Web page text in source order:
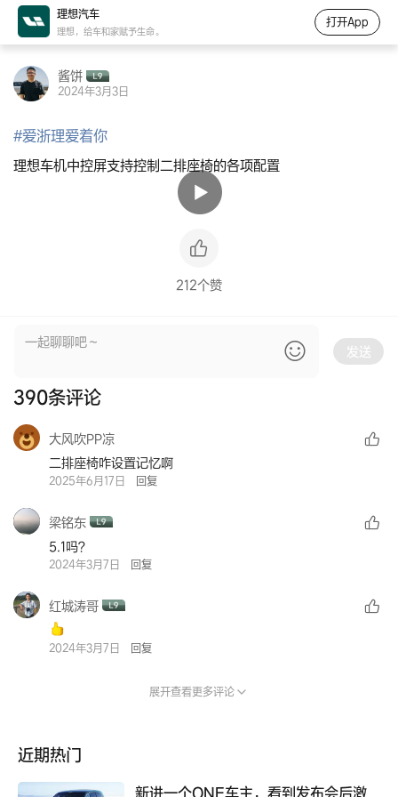
酱饼
2024年3月3日
#爱浙理爱着你
理想车机中控屏支持控制二排座椅的各项配置
212个赞
发送
390条评论
大风吹PP凉
二排座椅咋设置记忆啊
2025年6月17日 回复
梁铭东
5.1吗？
2024年3月7日 回复
红城涛哥
2024年3月7日 回复
展开查看更多评论
近期热门
新进一个ONE车主，看到发布会后激
理想汽车
理想，给车和家赋予生命。
打开App